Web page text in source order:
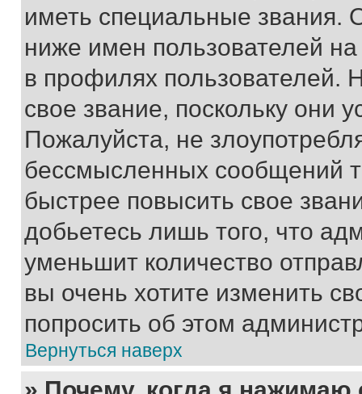
иметь специальные звания.
ниже имен пользователей
в профилях
свое звание, поскольку они
Пожалуйста, не
бессмысленных сообщений
быстрее повысить свое
добьетесь лишь того, что
уменьшит количество
вы очень хотите изменить
попросить об этом
Вернуться наверх